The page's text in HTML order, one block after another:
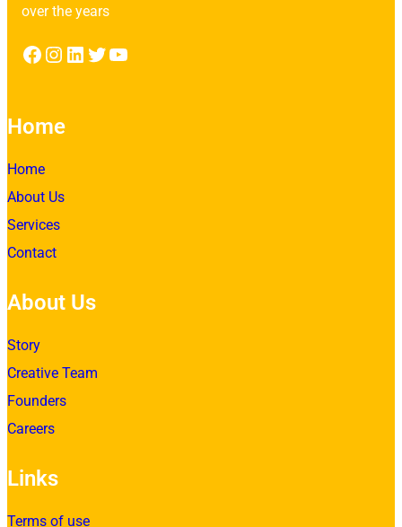
over the years
Facebook Instagram LinkedIn Twitter YouTube
Home
Home
About Us
Services
Contact
About Us
Story
Creative Team
Founders
Careers
Links
Terms of use